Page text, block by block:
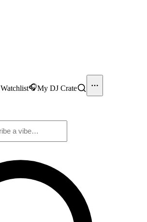
Watchlist🎧My DJ Crate